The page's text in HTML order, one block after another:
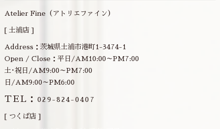
Atelier Fine（アトリエファイン）
[ 土浦店 ]
Address：茨城県土浦市港町1-3474-1
Open / Close：平日/AM10:00～PM7:00
土･祝日/AM9:00～PM7:00
日/AM9:00～PM6:00
TEL：029-824-0407
[ つくば店 ]